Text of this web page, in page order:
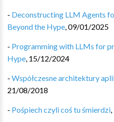
- Deconstructing LLM Agents
Beyond the Hype,09/01/2025
- Programming with LLMs for
Hype, 15/12/2024
- Współczesne architektury
21/08/2018
- Pośpiech czyli coś tu śmierdzi,